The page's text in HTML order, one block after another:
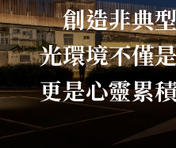
創造非典
光環境不僅
更是心靈累